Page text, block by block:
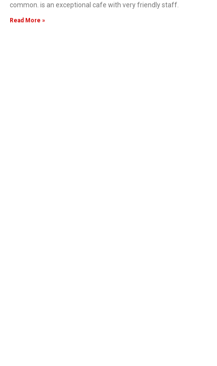
common. is an exceptional cafe with very friendly staff.
Read More »